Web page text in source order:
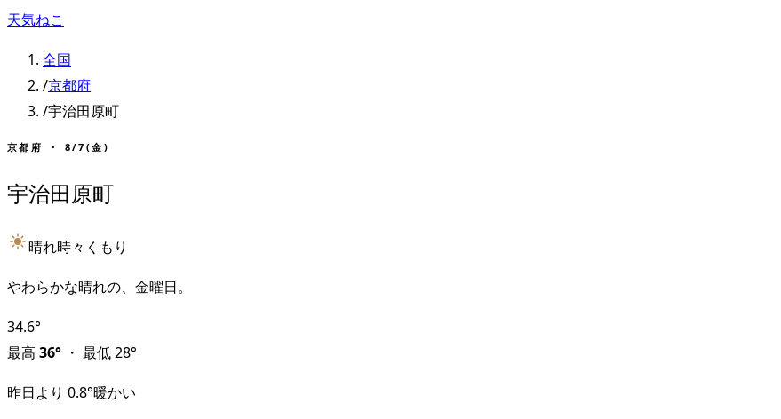
天気ねこ
全国
/京都府
/宇治田原町
京都府 ・ 8/7(金)
宇治田原町
晴れ時々くもり
やわらかな晴れの、金曜日。
34.6°
最高 36° ・ 最低28°
昨日より 0.8°暖かい